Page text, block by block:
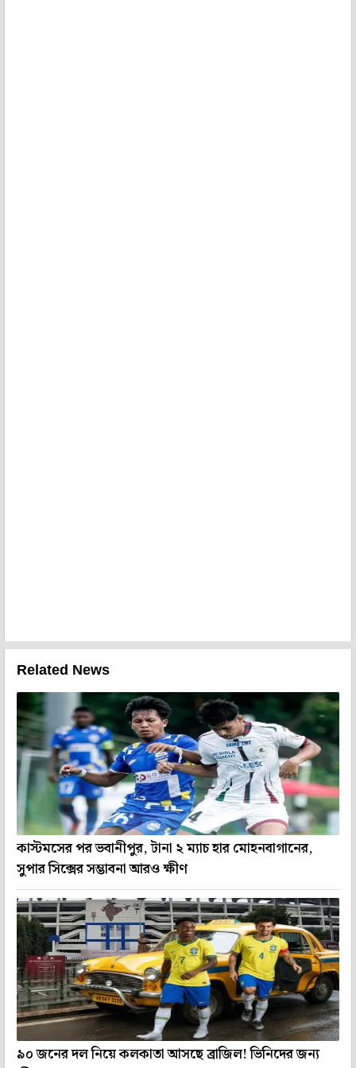
Related News
কাস্টমসের পর ভবানীপুর, টানা ২ ম্যাচ হার মোহনবাগানের,
সুপার সিক্সের সম্ভাবনা আরও ক্ষীণ
৯০ জনের দল নিয়ে কলকাতা আসছে ব্রাজিল! ভিনিদের জন্য